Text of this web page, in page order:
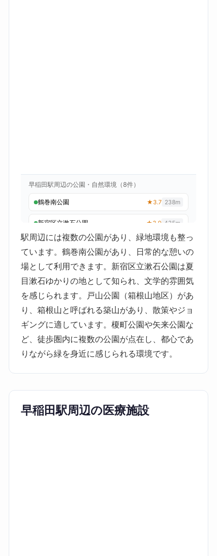
駅周辺には複数の公園があり、緑地環境も整っ
ています。鶴巻南公園があり、日常的な憩いの
場として利用できます。新宿区立漱石公園は夏
目漱石ゆかりの地として知られ、文学的雰囲気
を感じられます。戸山公園（箱根山地区）があ
り、箱根山と呼ばれる築山があり、散策やジョ
ギングに適しています。榎町公園や矢来公園な
ど、徒歩圏内に複数の公園が点在し、都心であ
りながら緑を身近に感じられる環境です。
早稲田駅周辺の医療施設